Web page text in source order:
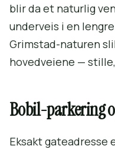
blir da et naturlig
underveis i en
Grimstad-naturen
hovedveiene —
Bobil-parkering
Eksakt gateadresse